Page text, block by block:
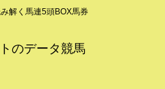
解く馬連5頭BOX馬券
のデータ競馬